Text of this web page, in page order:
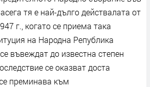
тя е най-дълго действалата от
г., когато се приема така
на Народна Република
въвеждат до известна степен
се оказват доста
преминава към